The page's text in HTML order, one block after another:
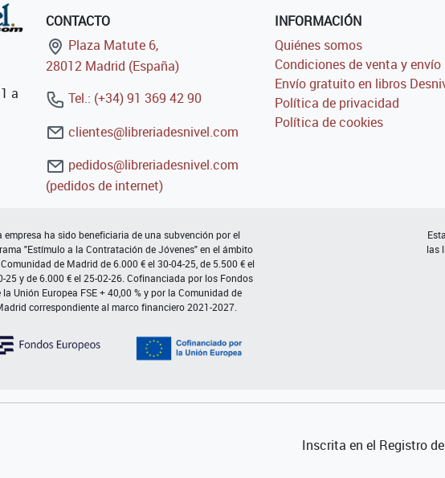
a
CONTACTO
Plaza Matute 6,
28012 Madrid (España)
Tel.: (+34) 91 369 42 90
clientes@libreriadesnivel.com
pedidos@libreriadesnivel.com
(pedidos de internet)
INFORMACIÓN
Quiénes somos
Condiciones de venta y envío
Envío gratuito en libros
Política de privacidad
Política de cookies
empresa ha sido beneficiaria de una subvención por el
"Estímulo a la Contratación de Jóvenes" en el ámbito
de Madrid de 6.000 € el 30-04-25, de 5.500 € el
25 y de 6.000 € el 25-02-26. Cofinanciada por los Fondos
la Unión Europea FSE + 40,00 % y por la Comunidad de
correspondiente al marco financiero 2021-2027.
las
Inscrita en el Registro